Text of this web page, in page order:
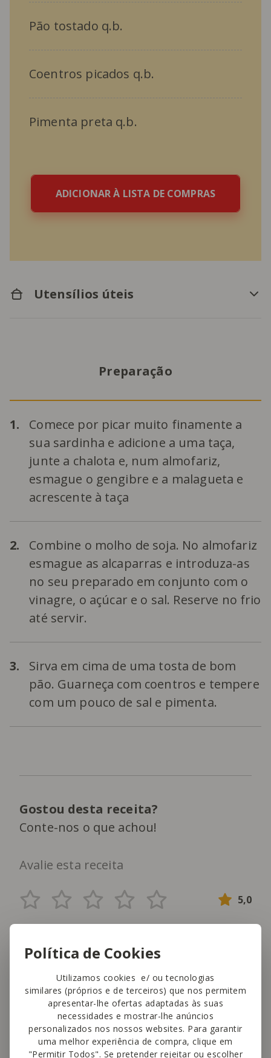
Política de Cookies
Utilizamos cookies e/ ou tecnologias
similares (próprios e de terceiros) que nos permitem
apresentar-lhe ofertas adaptadas às suas
necessidades e mostrar-lhe anúncios
personalizados nos nossos websites. Para garantir
uma melhor experiência de compra, clique em
"Permitir Todos". Se pretender rejeitar ou escolher
Pão tostado q.b.
Coentros picados q.b.
Pimenta preta q.b.
ADICIONAR À LISTA DE COMPRAS
Utensílios úteis
Preparação
1.
Comece por picar muito finamente a
sua sardinha e adicione a uma taça,
junte a chalota e, num almofariz,
esmague o gengibre e a malagueta e
acrescente à taça
2.
Combine o molho de soja. No almofariz
esmague as alcaparras e introduza-as
no seu preparado em conjunto com o
vinagre, o açúcar e o sal. Reserve no frio
até servir.
3.
Sirva em cima de uma tosta de bom
pão. Guarneça com coentros e tempere
com um pouco de sal e pimenta.
Gostou desta receita?
Conte-nos o que achou!
Avalie esta receita
5,0
Privacy PolicyandTerms of Service